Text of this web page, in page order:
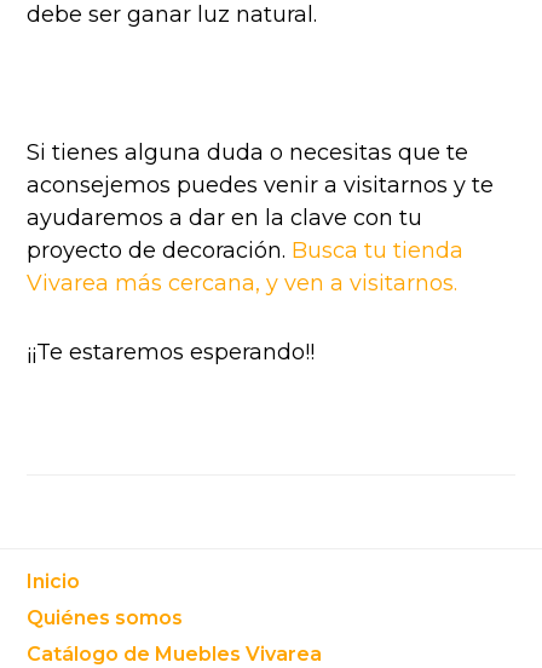
debe ser ganar luz natural.
Si tienes alguna duda o necesitas que te
aconsejemos puedes venir a visitarnos y te
ayudaremos a dar en la clave con tu
proyecto de decoración. Busca tu tienda
Vivarea más cercana, y ven a visitarnos.
¡¡Te estaremos esperando!!
Footer
Inicio
Quiénes somos
Catálogo de Muebles Vivarea